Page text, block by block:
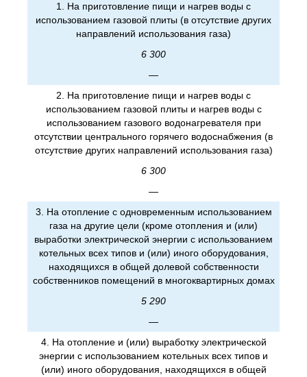
1. На приготовление пищи и нагрев воды с
использованием газовой плиты (в отсутствие других
направлений использования газа)
6 300
—
2. На приготовление пищи и нагрев воды с
использованием газовой плиты и нагрев воды с
использованием газового водонагревателя при
отсутствии центрального горячего водоснабжения (в
отсутствие других направлений использования газа)
6 300
—
3. На отопление с одновременным использованием
газа на другие цели (кроме отопления и (или)
выработки электрической энергии с использованием
котельных всех типов и (или) иного оборудования,
находящихся в общей долевой собственности
собственников помещений в многоквартирных домах
5 290
—
4. На отопление и (или) выработку электрической
энергии с использованием котельных всех типов и
(или) иного оборудования, находящихся в общей